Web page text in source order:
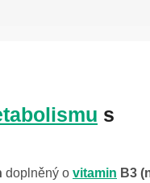
s
doplněný o vitamin B3